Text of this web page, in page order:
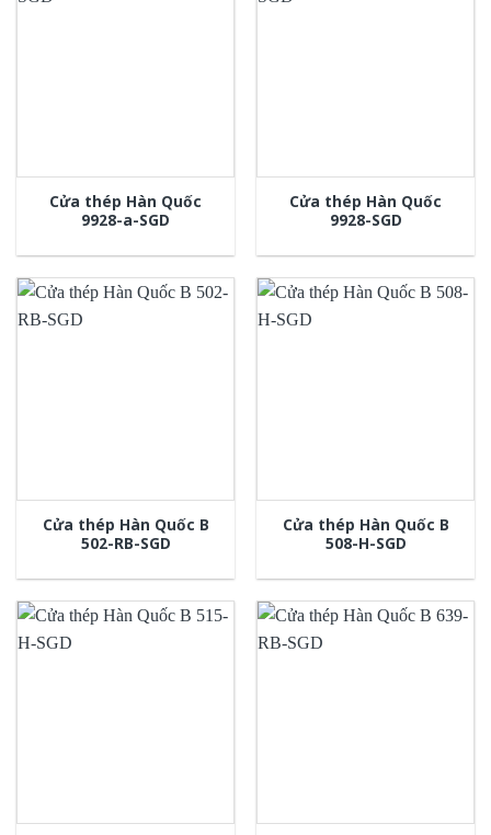
Cửa thép Hàn Quốc
9928-a-SGD
Cửa thép Hàn Quốc
9928-SGD
Cửa thép Hàn Quốc B
502-RB-SGD
Cửa thép Hàn Quốc B
508-H-SGD